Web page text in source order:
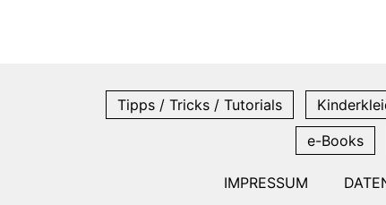
Tipps / Tricks / Tutorials
e-Books
IMPRESSUM